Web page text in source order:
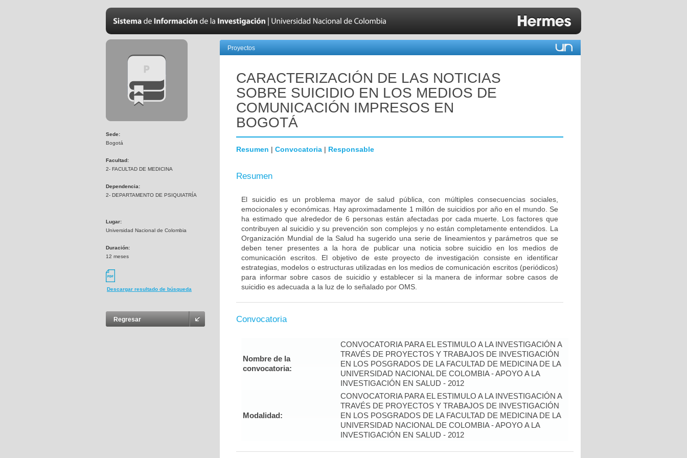
Sede:
Bogotá
Facultad:
2- FACULTAD DE MEDICINA
Dependencia:
2- DEPARTAMENTO DE PSIQUIATRÍA
Lugar:
Universidad Nacional de Colombia
Duración:
12 meses
Descargar resultado de búsqueda
Regresar
Proyectos
CARACTERIZACIÓN DE LAS NOTICIAS
SOBRE SUICIDIO EN LOS MEDIOS DE
COMUNICACIÓN IMPRESOS EN
BOGOTÁ
Resumen | Convocatoria | Responsable
Resumen
El suicidio es un problema mayor de salud pública, con múltiples consecuencias sociales,
emocionales y económicas. Hay aproximadamente 1 millón de suicidios por año en el mundo. Se
ha estimado que alrededor de 6 personas están afectadas por cada muerte. Los factores que
contribuyen al suicidio y su prevención son complejos y no están completamente entendidos. La
Organización Mundial de la Salud ha sugerido una serie de lineamientos y parámetros que se
deben tener presentes a la hora de publicar una noticia sobre suicidio en los medios de
comunicación escritos. El objetivo de este proyecto de investigación consiste en identificar
estrategias, modelos o estructuras utilizadas en los medios de comunicación escritos (periódicos)
para informar sobre casos de suicidio y establecer si la manera de informar sobre casos de
suicidio es adecuada a la luz de lo señalado por OMS.
Convocatoria
Nombre de la
convocatoria:
CONVOCATORIA PARA EL ESTIMULO A LA INVESTIGACIÓN A
TRAVÉS DE PROYECTOS Y TRABAJOS DE INVESTIGACIÓN
EN LOS POSGRADOS DE LA FACULTAD DE MEDICINA DE LA
UNIVERSIDAD NACIONAL DE COLOMBIA - APOYO A LA
INVESTIGACIÓN EN SALUD - 2012
Modalidad:
CONVOCATORIA PARA EL ESTIMULO A LA INVESTIGACIÓN A
TRAVÉS DE PROYECTOS Y TRABAJOS DE INVESTIGACIÓN
EN LOS POSGRADOS DE LA FACULTAD DE MEDICINA DE LA
UNIVERSIDAD NACIONAL DE COLOMBIA - APOYO A LA
INVESTIGACIÓN EN SALUD - 2012